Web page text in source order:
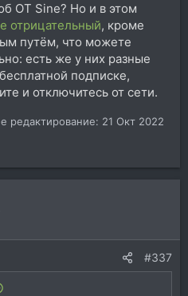
OT Sine? Но и в этом
отрицательный, кроме
путём, что можете
есть же у них разные
подписке,
и отключитесь от сети.
редактирование: 21 Окт 2022
#337